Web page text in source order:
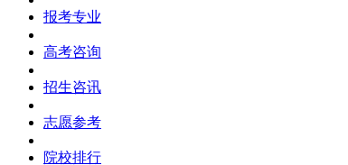
报考专业
高考咨询
招生咨讯
志愿参考
院校排行